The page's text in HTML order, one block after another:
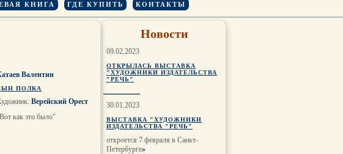
КНИГА ГДЕ КУПИТЬ КОНТАКТЫ
Валентин
ПОЛКА
Верейский Орест
как это было"
Новости
09.02.2023
ОТКРЫЛАСЬ ВЫСТАВКА
"ХУДОЖНИКИ ИЗДАТЕЛЬСТВА
"РЕЧЬ"
30.01.2023
ВЫСТАВКА "ХУДОЖНИКИ
ИЗДАТЕЛЬСТВА "РЕЧЬ"
откроется 7 февраля в Санкт-
Петербурге»